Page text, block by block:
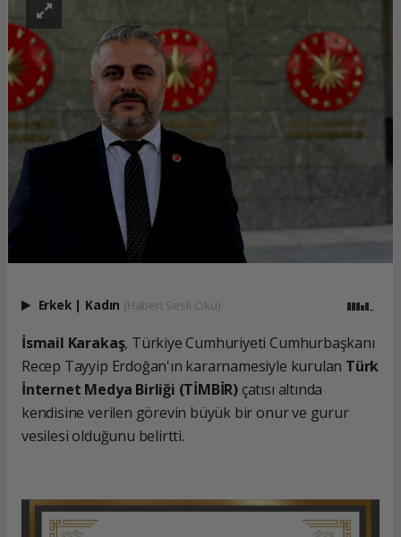
Erkek | Kadın (Haberi Sesli Oku)
İsmail Karakaş, Türkiye Cumhuriyeti Cumhurbaşkanı
Recep Tayyip Erdoğan'ın kararnamesiyle kurulan Türk
İnternet Medya Birliği (TİMBİR)çatısı altında
kendisine verilen görevin büyük bir onur ve gurur
vesilesi olduğunu belirtti.